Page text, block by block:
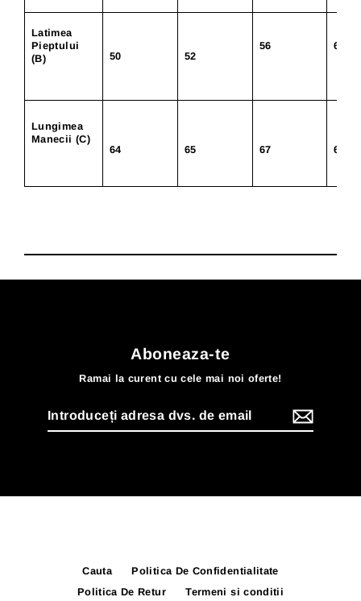
Latimea
Pieptului
(B)
50 52
56 60
Lungimea
Manecii (C)
64
65 67 68
Aboneaza-te
Ramai la curent cu cele mai noi oferte!
adresa
Cauta
Politica De Confidentialitate
Politica De Retur
Termeni si conditii